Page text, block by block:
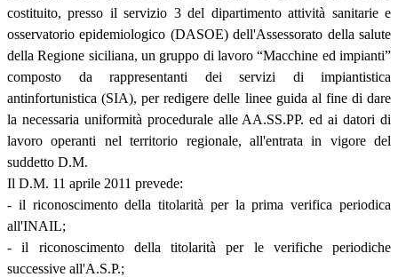
costituito, presso il servizio 3 del dipartimento attività sanitarie e
osservatorio epidemiologico (DASOE) dell'Assessorato della salute
della Regione siciliana, un gruppo di lavoro “Macchine ed impianti”
composto da rappresentanti dei servizi di impiantistica
antinfortunistica (SIA), per redigere delle linee guida al fine di dare
la necessaria uniformità procedurale alle AA.SS.PP. ed ai datori di
lavoro operanti nel territorio regionale, all'entrata in vigore del
suddetto D.M.
Il D.M. 11 aprile 2011 prevede:
- il riconoscimento della titolarità per la prima verifica periodica
all'INAIL;
- il riconoscimento della titolarità per le verifiche periodiche
successive all'A.S.P.;